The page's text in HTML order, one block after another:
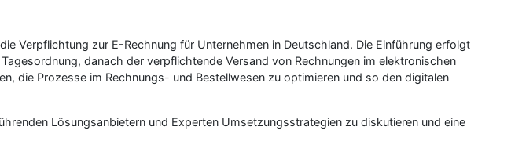
Verpflichtung zur E-Rechnung für Unternehmen in Deutschland. Die Einführung erfolgt
danach der verpflichtende Versand von Rechnungen im elektronischen
die Prozesse im Rechnungs- und Bestellwesen zu optimieren und so den digitalen
Lösungsanbietern und Experten Umsetzungsstrategien zu diskutieren und eine